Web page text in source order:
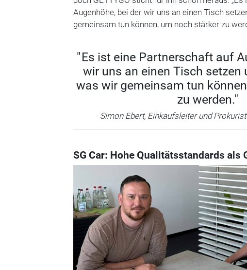
Augenhöhe, bei der wir uns an einen Tisch
gemeinsam tun können, um noch stärker zu
" Es ist eine Partnerschaft auf
wir uns an einen Tisch setzen
was wir gemeinsam tun
zu werden."
Simon Ebert, Einkaufsleiter und
SG Car: Hohe Qualitätsstandards als